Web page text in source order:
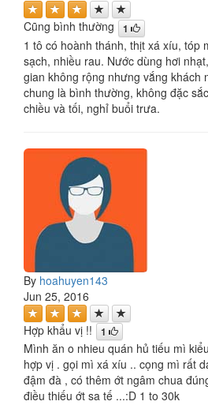
Cũng bình thường 1
1 tô có hoành thánh, thịt xá xíu, tóp
sạch, nhiều rau. Nước dùng hơi
gian không rộng nhưng vắng khách
chung là bình thường, không đặc
chiều và tối, nghỉ buổi trưa.
By hoahuyen143
Jun 25, 2016
Hợp khẩu vị !! 1
Mình ăn o nhieu quán hủ tiếu mì
hợp vị . gọi mì xá xíu .. cọng mì rất
đậm đà , có thêm ớt ngâm chua
điều thiếu ớt sa tế ...:D 1 to 30k